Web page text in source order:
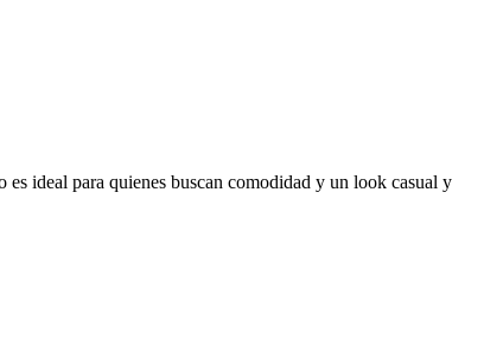
ideal para quienes buscan comodidad y un look casual y